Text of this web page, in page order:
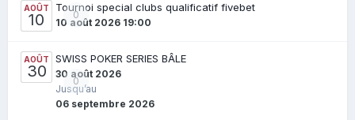
AOÛT
10 0
Tournoi special clubs qualificatif fivebet
10 août 2026 19:00
AOÛT
30
0
SWISS POKER SERIES BÂLE
30 août 2026
Jusqu’au
06 septembre 2026